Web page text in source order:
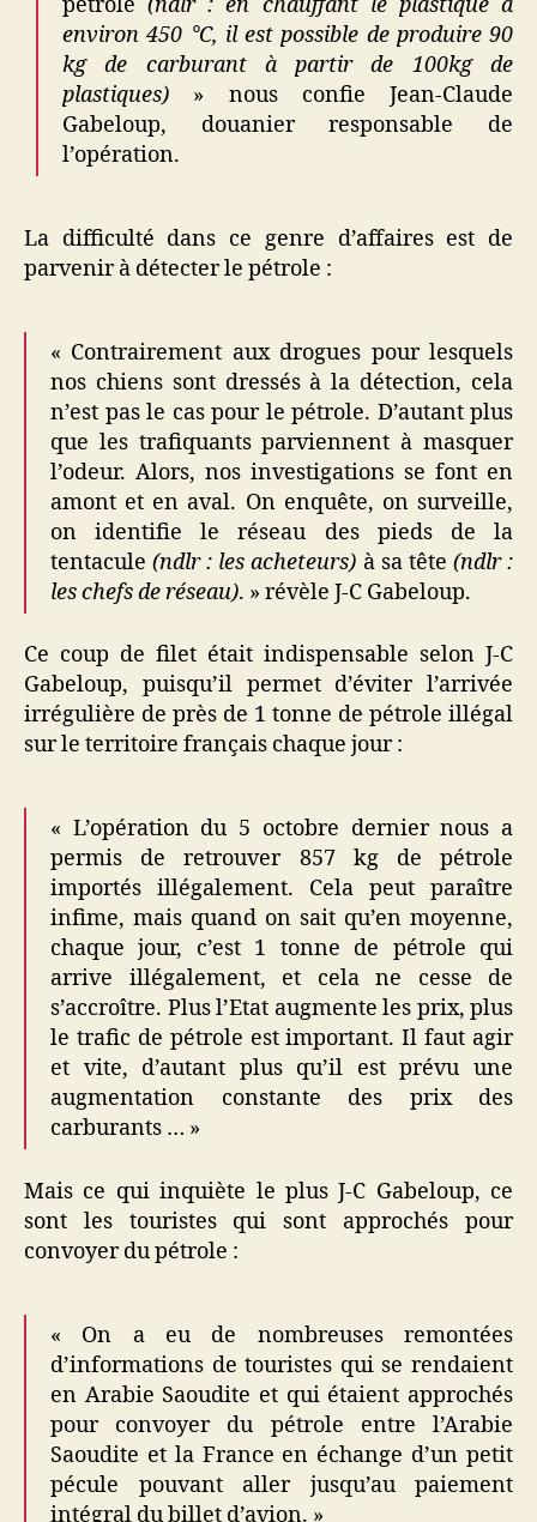
environ 450 °C, il est possible de produire 90
kg de carburant à partir de 100kg de
plastiques) » nous confie Jean-Claude
Gabeloup, douanier responsable de
l’opération.
La difficulté dans ce genre d’affaires est de
parvenir à détecter le pétrole :
« Contrairement aux drogues pour lesquels
nos chiens sont dressés à la détection, cela
n’est pas le cas pour le pétrole. D’autant plus
que les trafiquants parviennent à masquer
l’odeur. Alors, nos investigations se font en
amont et en aval. On enquête, on surveille,
on identifie le réseau des pieds de la
tentacule(ndlr : les acheteurs) à sa tête (ndlr :
les chefs de réseau). » révèle J-C Gabeloup.
Ce coup de filet était indispensable selon J-C
Gabeloup, puisqu’il permet d’éviter l’arrivée
irrégulière de près de 1 tonne de pétrole illégal
sur le territoire français chaque jour :
« L’opération du 5 octobre dernier nous a
permis de retrouver 857 kg de pétrole
importés illégalement. Cela peut paraître
infime, mais quand on sait qu’en moyenne,
chaque jour, c’est 1 tonne de pétrole qui
arrive illégalement, et cela ne cesse de
s’accroître. Plus l’Etat augmente les prix, plus
le trafic de pétrole est important. Il faut agir
et vite, d’autant plus qu’il est prévu une
augmentation constante des prix des
carburants … »
Mais ce qui inquiète le plus J-C Gabeloup, ce
sont les touristes qui sont approchés pour
convoyer du pétrole :
« On a eu de nombreuses remontées
d’informations de touristes qui se rendaient
en Arabie Saoudite et qui étaient approchés
pour convoyer du pétrole entre l’Arabie
Saoudite et la France en échange d’un petit
pécule pouvant aller jusqu’au paiement
intégral du billet d’avion. »